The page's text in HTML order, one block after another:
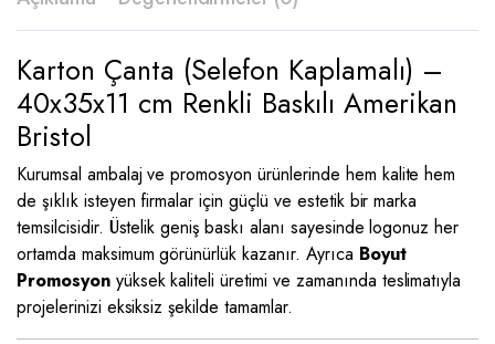
Karton Çanta (Selefon Kaplamalı) –
40x35x11 cm Renkli Baskılı Amerikan
Bristol
Kurumsal ambalaj ve promosyon ürünlerinde hem kalite hem
de şıklık isteyen firmalar için güçlü ve estetik bir marka
temsilcisidir. Üstelik geniş baskı alanı sayesinde logonuz her
ortamda maksimum görünürlük kazanır. Ayrıca Boyut
Promosyonyüksek kaliteli üretimi ve zamanında teslimatıyla
projelerinizi eksiksiz şekilde tamamlar.